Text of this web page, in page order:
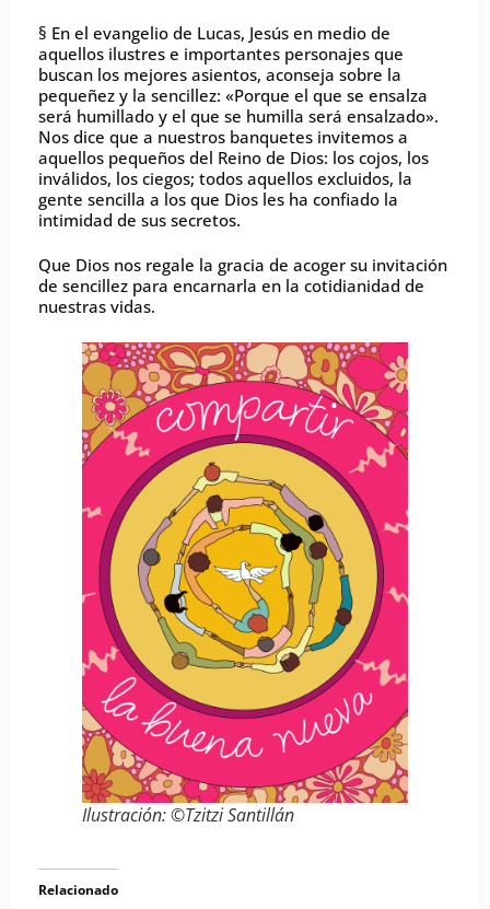
§ En el evangelio de Lucas, Jesús en medio de
aquellos ilustres e importantes personajes que
buscan los mejores asientos, aconseja sobre la
pequeñez y la sencillez: «Porque el que se ensalza
será humillado y el que se humilla será ensalzado».
Nos dice que a nuestros banquetes invitemos a
aquellos pequeños del Reino de Dios: los cojos, los
inválidos, los ciegos; todos aquellos excluidos, la
gente sencilla a los que Dios les ha confiado la
intimidad de sus secretos.
Que Dios nos regale la gracia de acoger su invitación
de sencillez para encarnarla en la cotidianidad de
nuestras vidas.
Ilustración: ©Tzitzi Santillán
Relacionado